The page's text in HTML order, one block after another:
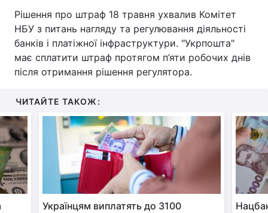
Рішення про штраф 18 травня ухвалив Комітет
НБУ з питань нагляду та регулювання діяльності
банків і платіжної інфраструктури. "Укрпошта"
має сплатити штраф протягом п’яти робочих днів
після отримання рішення регулятора.
ЧИТАЙТЕ ТАКОЖ:
Українцям виплатять до 3100